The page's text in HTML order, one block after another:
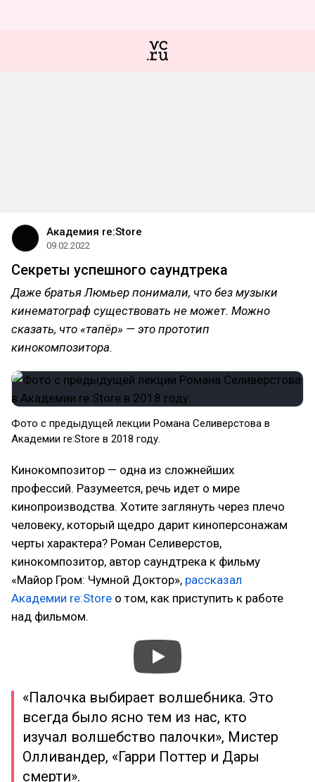
Академия re:Store
09.02.2022
Секреты успешного саундтрека
Даже братья Люмьер понимали, что без музыки
кинематограф существовать не может. Можно
сказать, что «тапёр» — это прототип
кинокомпозитора.
Фото с предыдущей лекции Романа Селиверстова в
Академии re:Store в 2018 году.
Кинокомпозитор — одна из сложнейших
профессий. Разумеется, речь идет о мире
кинопроизводства. Хотите заглянуть через плечо
человеку, который щедро дарит киноперсонажам
черты характера? Роман Селиверстов,
кинокомпозитор, автор саундтрека к фильму
«Майор Гром: Чумной Доктор», рассказал
Академии re:Store о том, как приступить к работе
над фильмом.
«Палочка выбирает волшебника. Это
всегда было ясно тем из нас, кто
изучал волшебство палочки», Мистер
Олливандер, «Гарри Поттер и Дары
смерти».